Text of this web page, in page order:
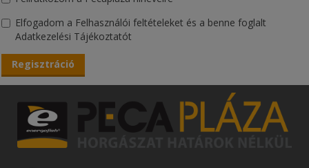
Elfogadom a Felhasználói feltételeket és a benne foglalt
Adatkezelési Tájékoztatót